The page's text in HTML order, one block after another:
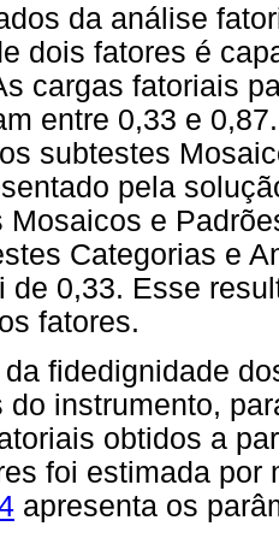
da análise
dois fatores é
cargas fatoriais
entre 0,33 e
subtestes
pela
Mosaicos e
Categorias e
de 0,33. Esse
fatores.
fidedignidade
do instrumento,
obtidos a
foi estimada
apresenta os